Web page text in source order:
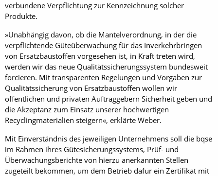
verbundene Verpflichtung zur Kennzeichnung solcher
Produkte.
»Unabhängig davon, ob die Mantelverordnung, in der die
verpflichtende Güteüberwachung für das Inverkehrbringen
von Ersatzbaustoffen vorgesehen ist, in Kraft treten wird,
werden wir das neue Qualitätssicherungssystem bundesweit
forcieren. Mit transparenten Regelungen und Vorgaben zur
Qualitätssicherung von Ersatzbaustoffen wollen wir
öffentlichen und privaten Auftraggebern Sicherheit geben und
die Akzeptanz zum Einsatz unserer hochwertigen
Recyclingmaterialien steigern«, erklärte Weber.
Mit Einverständnis des jeweiligen Unternehmens soll die bqse
im Rahmen ihres Gütesicherungssystems, Prüf- und
Überwachungsberichte von hierzu anerkannten Stellen
zugeteilt bekommen, um dem Betrieb dafür ein Zertifikat mit